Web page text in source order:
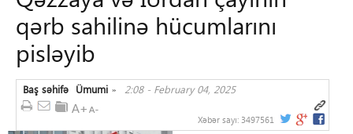
qərb sahilinə hücumlarını
pisləyib
Baş səhifə »
Ümumi 2:08 - February 04, 2025
Xəbər sayı: 3497561